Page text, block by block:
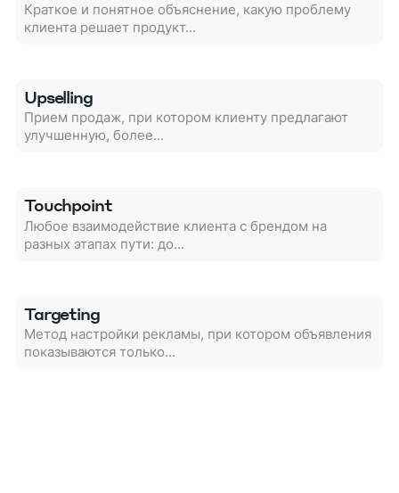
Краткое и понятное объяснение, какую проблему
клиента решает продукт...
Upselling
Прием продаж, при котором клиенту предлагают
улучшенную, более...
Touchpoint
Любое взаимодействие клиента с брендом на
разных этапах пути: до...
Targeting
Метод настройки рекламы, при котором объявления
показываются только...